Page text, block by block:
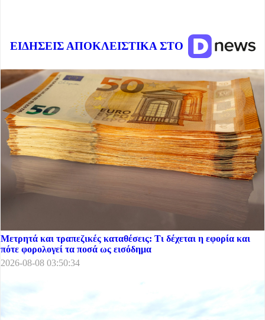
ΕΙΔΗΣΕΙΣ ΑΠΟΚΛΕΙΣΤΙΚΑ ΣΤΟ
Μετρητά και τραπεζικές καταθέσεις: Τι δέχεται η εφορία και
πότε φορολογεί τα ποσά ως εισόδημα
2026-08-08 03:50:34